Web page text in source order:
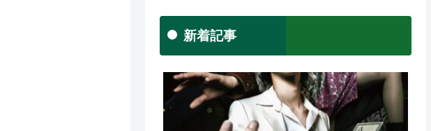
新着記事